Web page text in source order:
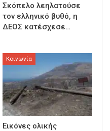
Σκόπελο λεηλατούσε
τον ελληνικό βυθό, η
ΔΕΟΣ κατέσχεσε…
Κοινωνία
Εικόνες ολικής